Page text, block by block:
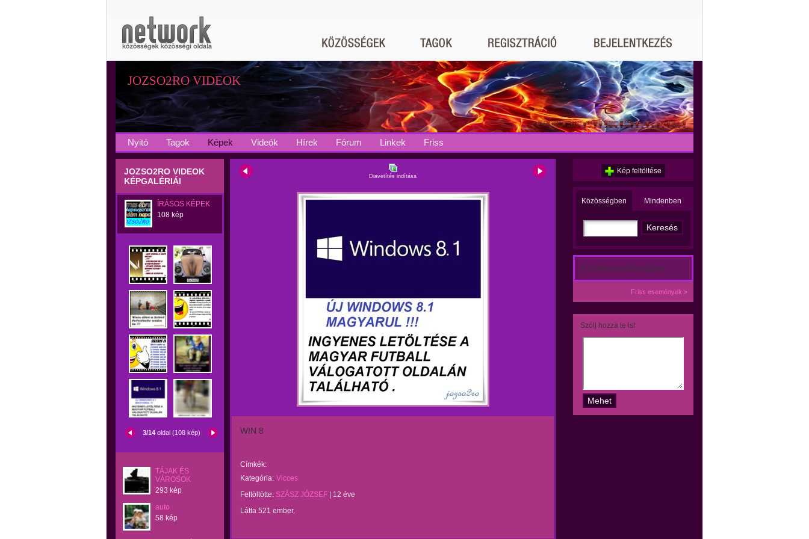
JOZSO2RO VIDEOK
Nyitó Tagok Képek Videók Hírek Fórum Linkek Friss
JOZSO2RO VIDEOK
KÉPGALÉRIÁI
ÍRÁSOS KÉPEK
108 kép
3/14 oldal (108 kép)
TÁJAK ÉS
VÁROSOK
293 kép
auto
58 kép
Diavetítés indítása
WIN 8
Címkék:
Kategória: Vicces
Feltöltötte: SZÁSZ JÓZSEF
12 éve
Látta 521 ember.
Kép feltöltése
Közösségben Mindenben
Ez történt a közösségben:
Friss események »
Szólj hozzá te is!